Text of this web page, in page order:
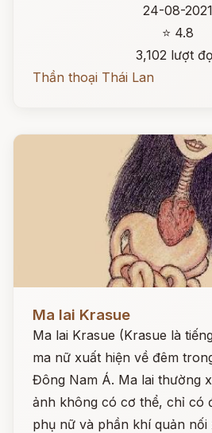
24-08-2021
⭐ 4.8
3,102 lượt
Thần thoại Thái Lan
Ma lai Krasue
Ma lai Krasue (Krasue là
ma nữ xuất hiện về đêm
Đông Nam Á. Ma lai thường
ảnh không có cơ thể, chỉ có
phụ nữ và phần khí quản nối